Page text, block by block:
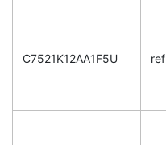
C7521K12AA1F5U ref